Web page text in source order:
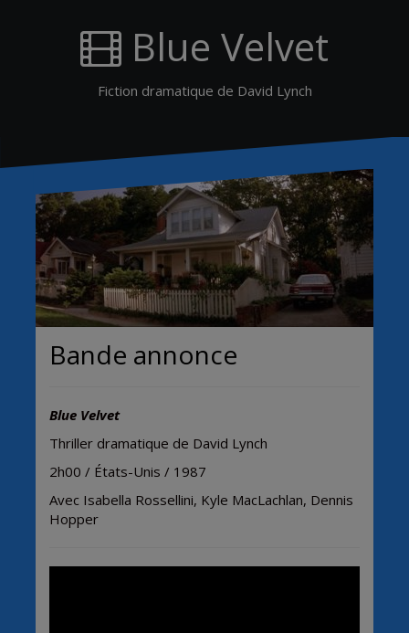
Blue Velvet
Fiction dramatique de David Lynch
Bande annonce
Blue Velvet
Thriller dramatique de David Lynch
2h00 / États-Unis / 1987
Avec Isabella Rossellini, Kyle MacLachlan, Dennis
Hopper